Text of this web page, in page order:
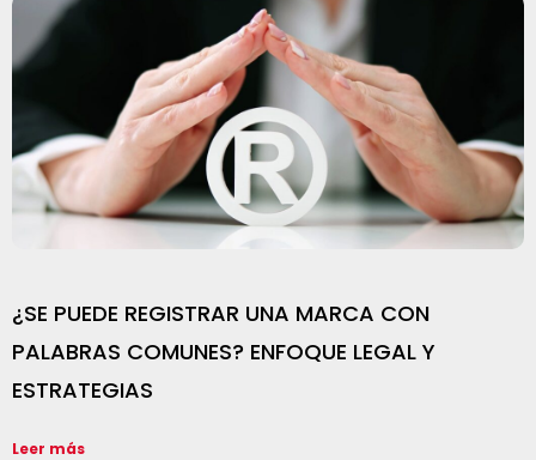
¿SE PUEDE REGISTRAR UNA MARCA CON
PALABRAS COMUNES? ENFOQUE LEGAL Y
ESTRATEGIAS
Leer más